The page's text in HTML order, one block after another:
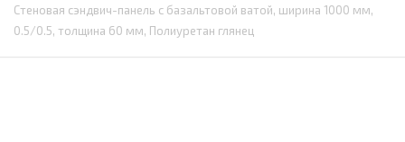
Стеновая сэндвич-панель с базальтовой ватой, ширина 1000 мм,
0.5/0.5, толщина 60 мм, Полиуретан глянец